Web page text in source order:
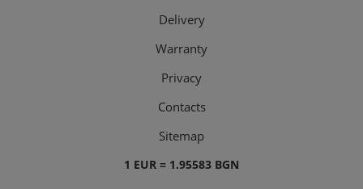
Delivery
Warranty
Privacy
Contacts
Sitemap
1 EUR = 1.95583 BGN